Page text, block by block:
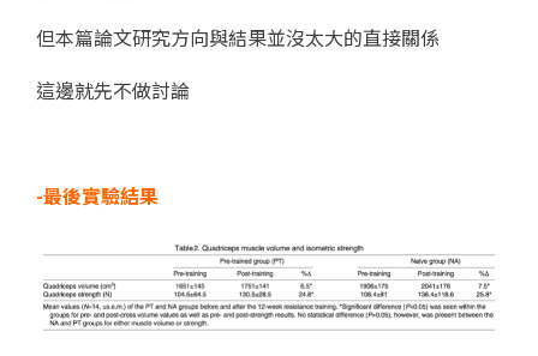
但本篇論文研究方向與結果並沒太大的直接關係
這邊就先不做討論
-最後實驗結果